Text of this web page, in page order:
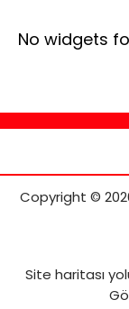
No widgets
Copyright ©
Site haritası